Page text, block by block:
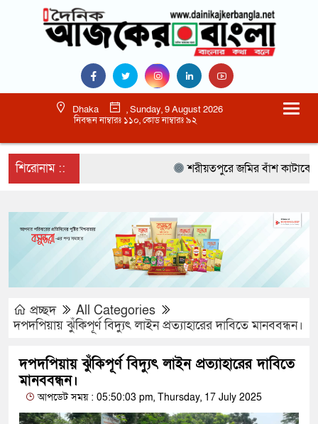
Dhaka
, Sunday, 9 August 2026
নিবন্ধন নাম্বারঃ ১১০, কোড নাম্বারঃ ৯২
শিরোনাম :: শরীয়তপুরে জমির বাঁশ কাটাকে
প্রচ্ছদ
All Categories
দপদপিয়ায় ঝুঁকিপূর্ণ বিদ্যুৎ লাইন প্রত্যাহারের দাবিতে মানববন্ধন।
দপদপিয়ায় ঝুঁকিপূর্ণ বিদ্যুৎ লাইন প্রত্যাহারের দাবিতে
মানববন্ধন।
আপডেট সময় : 05:50:03 pm, Thursday, 17 July 2025